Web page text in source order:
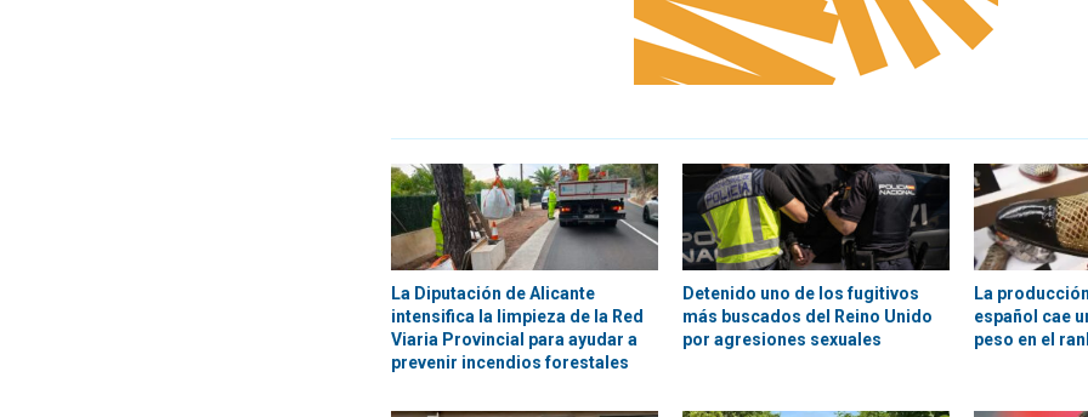
La Diputación de Alicante
intensifica la limpieza de la Red
Viaria Provincial para ayudar a
prevenir incendios forestales
Detenido uno de los fugitivos
más buscados del Reino Unido
por agresiones sexuales
La
español cae
peso en el